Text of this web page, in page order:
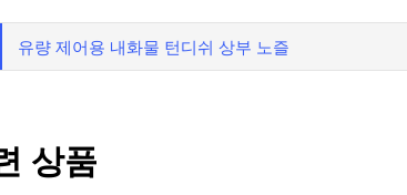
유량 제어용 내화물 턴디쉬 상부 노즐
상품